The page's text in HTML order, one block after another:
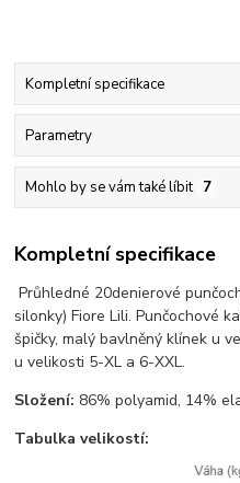
Kompletní specifikace
Parametry
Mohlo by se vám také líbit 7
Kompletní specifikace
Průhledné 20denierové
silonky) Fiore Lili. Punčochové
špičky, malý bavlněný klínek u
u velikosti 5-XL a 6-XXL.
Složení: 86% polyamid, 14%
Tabulka velikostí: